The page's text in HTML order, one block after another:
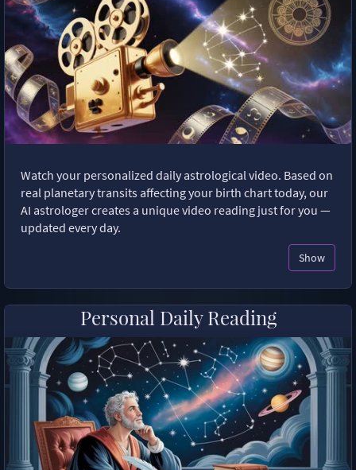
Watch your personalized daily astrological video. Based on
real planetary transits affecting your birth chart today, our
AI astrologer creates a unique video reading just for you —
updated every day.
Show
Personal Daily Reading